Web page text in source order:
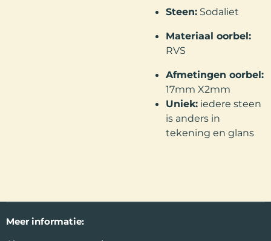
Steen:Sodaliet
Materiaal oorbel:
RVS
Afmetingen oorbel:
17mm X2mm
Uniek:iedere steen
is anders in
tekening en glans
Meer informatie: